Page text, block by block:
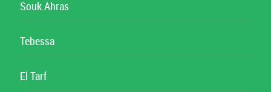
Souk Ahras
Tebessa
El Tarf